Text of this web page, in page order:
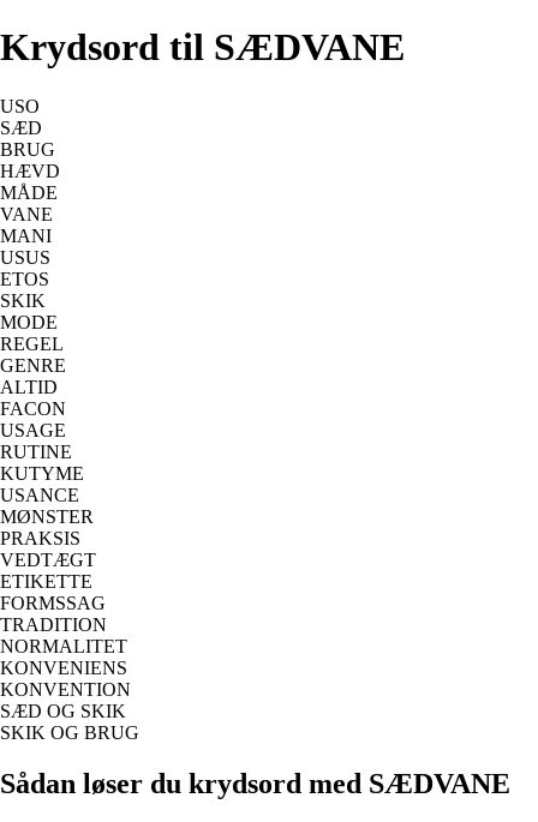
Krydsord til SÆDVANE
USO
SÆD
BRUG
HÆVD
MÅDE
VANE
MANI
USUS
ETOS
SKIK
MODE
REGEL
GENRE
ALTID
FACON
USAGE
RUTINE
KUTYME
USANCE
MØNSTER
PRAKSIS
VEDTÆGT
ETIKETTE
FORMSSAG
TRADITION
NORMALITET
KONVENIENS
KONVENTION
SÆD OG SKIK
SKIK OG BRUG
Sådan løser du krydsord med SÆDVANE